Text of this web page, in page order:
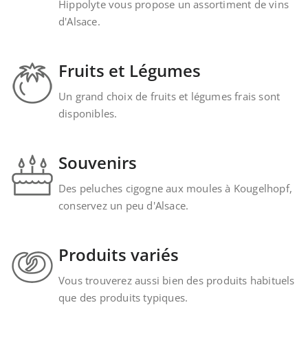
Hippolyte vous propose un assortiment de vins
d'Alsace.
Fruits et Légumes
Un grand choix de fruits et légumes frais sont
disponibles.
Souvenirs
Des peluches cigogne aux moules à Kougelhopf,
conservez un peu d'Alsace.
Produits variés
Vous trouverez aussi bien des produits habituels
que des produits typiques.